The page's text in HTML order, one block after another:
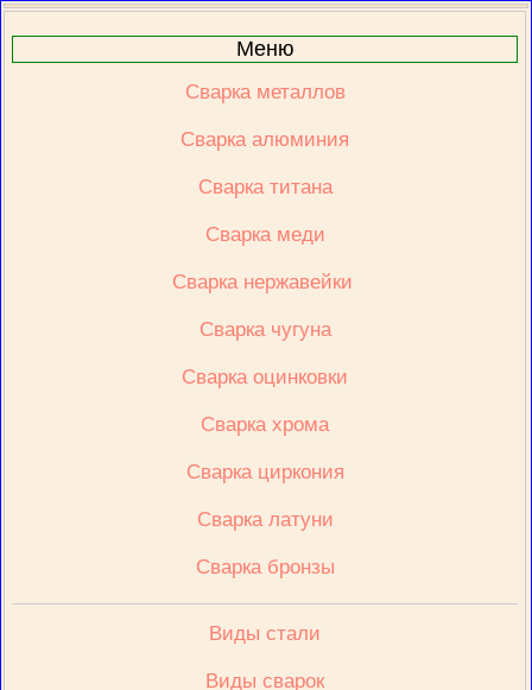
Меню
Сварка металлов
Сварка алюминия
Сварка титана
Сварка меди
Сварка нержавейки
Сварка чугуна
Сварка оцинковки
Сварка хрома
Сварка циркония
Сварка латуни
Сварка бронзы
Виды стали
Виды сварок